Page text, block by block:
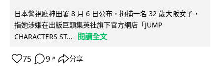
日本警視廳神田署 8 月 6 日公布，拘捕一名 32 歲大阪女子，
指她涉嫌在出版巨頭集英社旗下官方網店「JUMP
CHARACTERS ST...
閱讀全文
75 9 ↗ 分享